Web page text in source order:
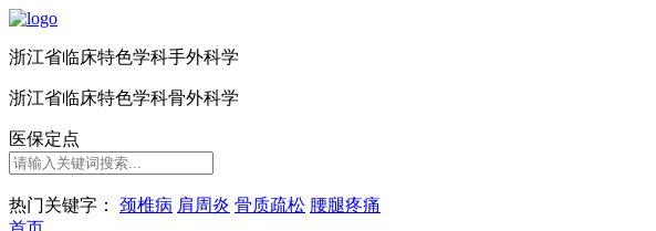
浙江省临床特色学科手外科学
浙江省临床特色学科骨外科学
医保定点
热门关键字： 颈椎病 肩周炎 骨质疏松 腰腿疼痛